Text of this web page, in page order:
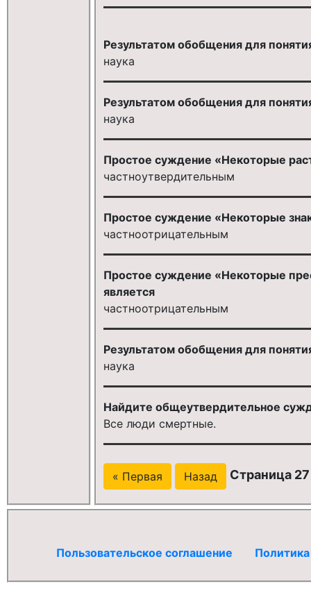
Результатом обобщения для
наука
Результатом обобщения для
наука
Простое суждение «Некоторые
частноутвердительным
Простое суждение «Некоторые
частноотрицательным
Простое суждение «Некоторые
является
частноотрицательным
Результатом обобщения для
наука
Найдите общеутвердительное
Все люди смертные.
« Первая Назад Страница
Пользовательское соглашение